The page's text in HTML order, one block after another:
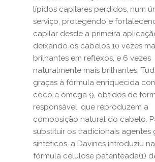
lípidos capilares perdidos, num
serviço, protegendo e
capilar desde a primeira
deixando os cabelos 10 vezes
brilhantes em reflexos, e 6 vezes
naturalmente mais brilhantes.
graças à fórmula enriquecida
coco e ómega 9, obtidos de
responsável, que reproduzem a
composição natural do cabelo.
substituir os tradicionais agentes
sintéticos, a Davines introduziu
fórmula celulose patenteada(1)